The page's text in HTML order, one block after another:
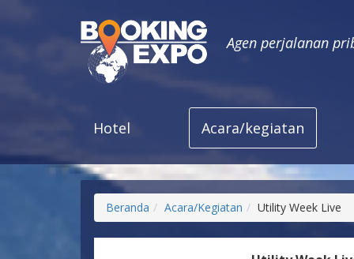
Agen perjalanan
Hotel Acara/kegiatan
Beranda Acara/Kegiatan Utility Week Live